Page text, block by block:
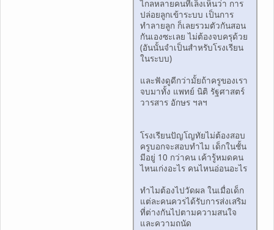
ไกลหลายคนที่เล็งเห็นว่า การ
ปล่อยลูกเข้าระบบ เป็นการ
ทำลายลูก ก็เลยรวมตัวกันสอน
กันเองซะเลย ไม่ต้องจบครุด้วย
(อันนั้นจำเป็นสำหรับโรงเรียน
ในระบบ)
และฟังดูดีกว่ามั้ยถ้าครูของเรา
จบมาทั้ง แพทย์ นิติ รัฐศาสตร์
วารสาร อักษร ฯลฯ
โรงเรียนปัญโญทัยไม่ต้องสอบ
ครูบอกจะสอบทำไม เด็กในชั้น
มีอยู่ 10 กว่าคน เค้ารู้หมดคน
ไหนเก่งอะไร คนไหนอ่อนอะไร
ทำไมต้องไปวัดผล ในเมื่อเด็ก
แต่ละคนควรได้รับการส่งเสริม
ที่ต่างกันไปตามความสนใจ
และความถนัด